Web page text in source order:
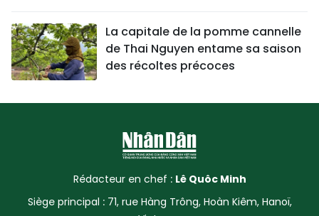
La capitale de la pomme cannelle
de Thai Nguyen entame sa saison
des récoltes précoces
Rédacteur en chef : Lê Quôc Minh
Siège principal : 71, rue Hàng Trông, Hoàn Kiêm, Hanoï,